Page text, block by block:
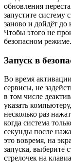
обновления
запустите систему
заново и дойдёт до
Чтобы этого не
безопасном режиме.
Запуск в
Во время
сервисы, не
в том числе
указать
несколько раз
когда система
секунды после
это вовремя, на
запуска, выберите
стрелочек на